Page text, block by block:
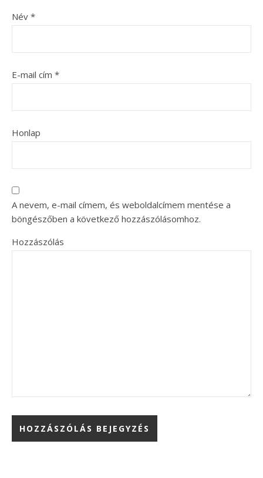
Név *
E-mail cím *
Honlap
A nevem, e-mail címem, és weboldalcímem mentése a
böngészőben a következő hozzászólásomhoz.
Hozzászólás